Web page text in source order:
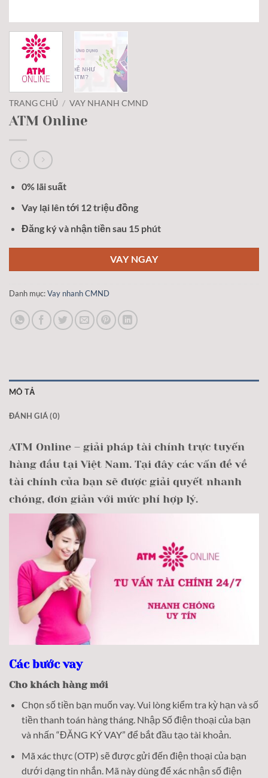
TRANG CHỦ / VAY NHANH CMND
ATM Online
0% lãi suất
Vay lại lên tới 12 triệu đồng
Đăng ký và nhận tiền sau 15 phút
VAY NGAY
Danh mục:Vay nhanh CMND
MÔ TẢ
ĐÁNH GIÁ (0)
ATM Online – giải pháp tài chính trực tuyến
hàng đầu tại Việt Nam. Tại đây các vấn đề về
tài chính của bạn sẽ được giải quyết nhanh
chóng, đơn giản với mức phí hợp lý.
Các bước vay
Cho khách hàng mới
Chọn số tiền bạn muốn vay. Vui lòng kiểm tra kỳ hạn và số
tiền thanh toán hàng tháng. Nhập Số điện thoại của bạn
và nhấn “ĐĂNG KÝ VAY” để bắt đầu tạo tài khoản.
Mã xác thực (OTP) sẽ được gửi đến điện thoại của bạn
dưới dạng tin nhắn. Mã này dùng để xác nhận số điện